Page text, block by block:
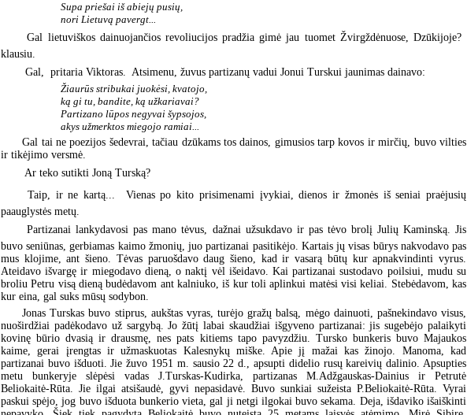
Supa priešai iš abiejų pusių,
nori Lietuvą pavergt...
 Gal lietuviškos dainuojančios revoliucijos pradžia gimė jau tuomet Žvirgždėnuose, Dzūkijoje? 
klausiu.
 Gal,  pritaria Viktoras.  Atsimenu, žuvus partizanų vadui Jonui Turskui jaunimas dainavo:
Žiaurūs stribukai juokėsi, kvatojo,
ką gi tu, bandite, ką užkariavai?
Partizano lūpos negyvai šypsojos,
akys užmerktos miegojo ramiai...
Gal tai ne poezijos šedevrai, tačiau dzūkams tos dainos, gimusios tarp kovos ir mirčių, buvo vilties
ir tikėjimo versmė.
 Ar teko sutikti Joną Turską?
 Taip, ir ne kartą...  Vienas po kito prisimenami įvykiai, dienos ir žmonės iš seniai praėjusių
paauglystės metų.
 Partizanai lankydavosi pas mano tėvus, dažnai užsukdavo ir pas tėvo brolį Julių Kaminską. Jis
buvo seniūnas, gerbiamas kaimo žmonių, juo partizanai pasitikėjo. Kartais jų visas būrys nakvodavo pas
mus klojime, ant šieno. Tėvas paruošdavo daug šieno, kad ir vasarą būtų kur apnakvindinti vyrus.
Ateidavo išvargę ir miegodavo dieną, o naktį vėl išeidavo. Kai partizanai sustodavo poilsiui, mudu su
broliu Petru visą dieną budėdavom ant kalniuko, iš kur toli aplinkui matėsi visi keliai. Stebėdavom, kas
kur eina, gal suks mūsų sodybon.
Jonas Turskas buvo stiprus, aukštas vyras, turėjo gražų balsą, mėgo dainuoti, pašnekindavo visus,
nuoširdžiai padėkodavo už sargybą. Jo žūtį labai skaudžiai išgyveno partizanai: jis sugebėjo palaikyti
kovinę būrio dvasią ir drausmę, nes pats kitiems tapo pavyzdžiu. Tursko bunkeris buvo Majaukos
kaime, gerai įrengtas ir užmaskuotas Kalesnykų miške. Apie jį mažai kas žinojo. Manoma, kad
partizanai buvo išduoti. Jie žuvo 1951 m. sausio 22 d., apsupti didelio rusų kareivių dalinio. Apsupties
metu bunkeryje slėpėsi vadas J.Turskas-Kudirka, partizanas M.Adžgauskas-Dainius ir Petrutė
Beliokaitė-Rūta. Jie ilgai atsišaudė, gyvi nepasidavė. Buvo sunkiai sužeista P.Beliokaitė-Rūta. Vyrai
paskui spėjo, jog buvo išduota bunkerio vieta, gal ji netgi ilgokai buvo sekama. Deja, išdaviko išaiškinti